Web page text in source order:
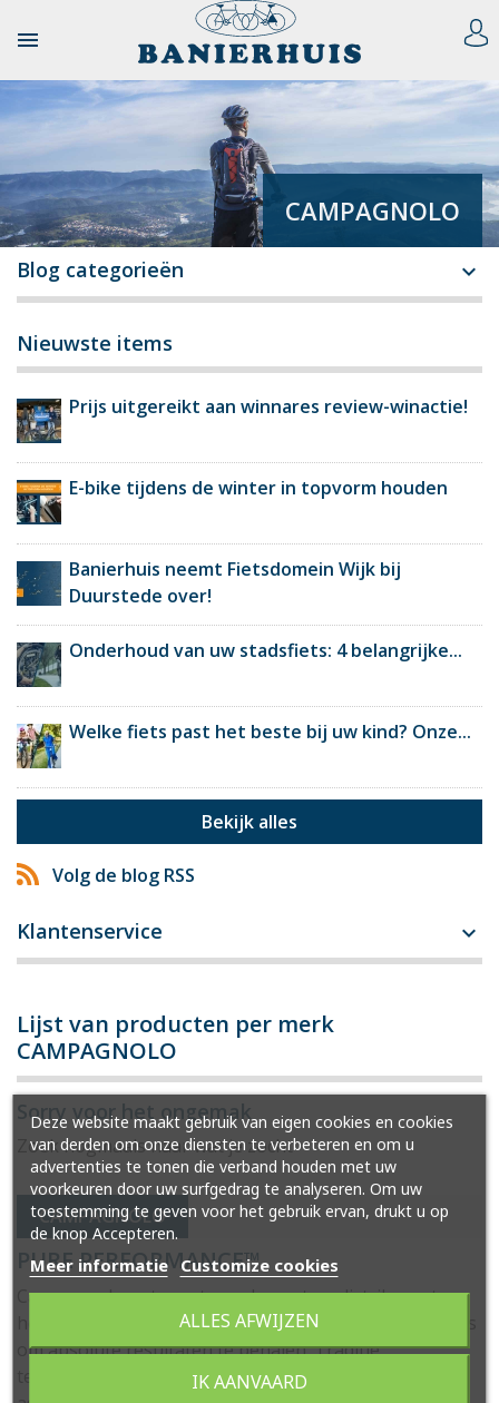

CAMPAGNOLO
Blog categorieën 
Nieuwste items
Prijs uitgereikt aan winnares review-winactie!
E-bike tijdens de winter in topvorm houden
Banierhuis neemt Fietsdomein Wijk bij
Duurstede over!
Onderhoud van uw stadsfiets: 4 belangrijke...
Welke fiets past het beste bij uw kind? Onze...
Bekijk alles
Volg de blog RSS
Klantenservice 
Lijst van producten per merk
CAMPAGNOLO
Sorry voor het ongemak
Zoek nogmaals naar wat je zocht
CAMPAGNOLO
PURE PERFORMANCE™
Campagnolo ontwerpt, produceert en distribueert
hoogwaardige componenten voor race- en gravelbikes
om absolute resultaten te behalen. Traditie,
technologische ontwikkeling en design zijn allemaal
Deze website maakt gebruik van eigen cookies en cookies
van derden om onze diensten te verbeteren en om u
advertenties te tonen die verband houden met uw
voorkeuren door uw surfgedrag te analyseren. Om uw
toestemming te geven voor het gebruik ervan, drukt u op
de knop Accepteren.
Meer informatie Customize cookies
ALLES AFWIJZEN
IK AANVAARD